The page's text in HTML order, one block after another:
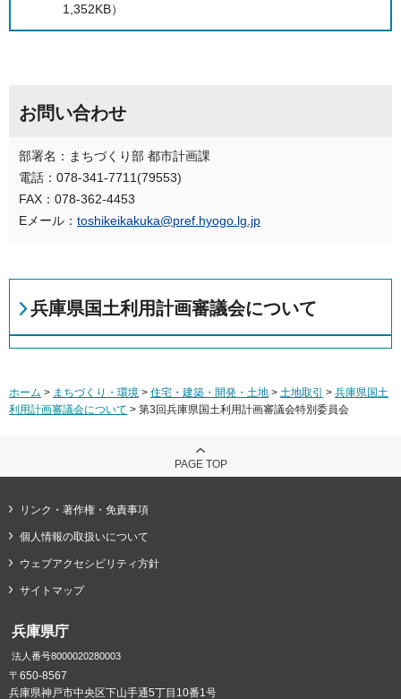
1,352KB）
お問い合わせ
部署名：まちづくり部 都市計画課
電話：078-341-7711(79553)
FAX：078-362-4453
Eメール： toshikeikakuka@pref.hyogo.lg.jp
兵庫県国土利用計画審議会について
ホーム > まちづくり・環境 > 住宅・建築・開発・土地 > 土地取引 > 兵庫県国土
利用計画審議会について > 第3回兵庫県国土利用計画審議会特別委員会
PAGE TOP
リンク・著作権・免責事項
個人情報の取扱いについて
ウェブアクセシビリティ方針
サイトマップ
兵庫県庁
法人番号8000020280003
〒650-8567
兵庫県神戸市中央区下山手通5丁目10番1号